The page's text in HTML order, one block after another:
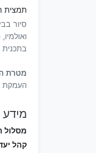
תמצית
מטרת
העמקת
מידע
מסלול
קהל